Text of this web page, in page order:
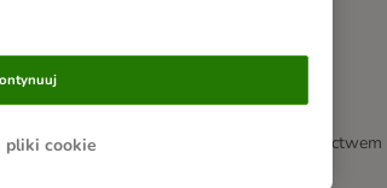
następujące informacje:
zwrot towaru odbędzie się za pośrednictwem
pliki cookie